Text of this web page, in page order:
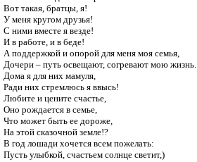
Вот такая, братцы, я!
У меня кругом друзья!
С ними вместе я везде!
И в работе, и в беде!
А поддержкой и опорой для меня моя семья,
Дочери – путь освещают, согревают мою жизнь.
Дома я для них мамуля,
Ради них стремлюсь я ввысь!
Любите и цените счастье,
Оно рождается в семье,
Что может быть ее дороже,
На этой сказочной земле!?
В год лошади хочется всем пожелать:
Пусть улыбкой, счастьем солнце светит,)